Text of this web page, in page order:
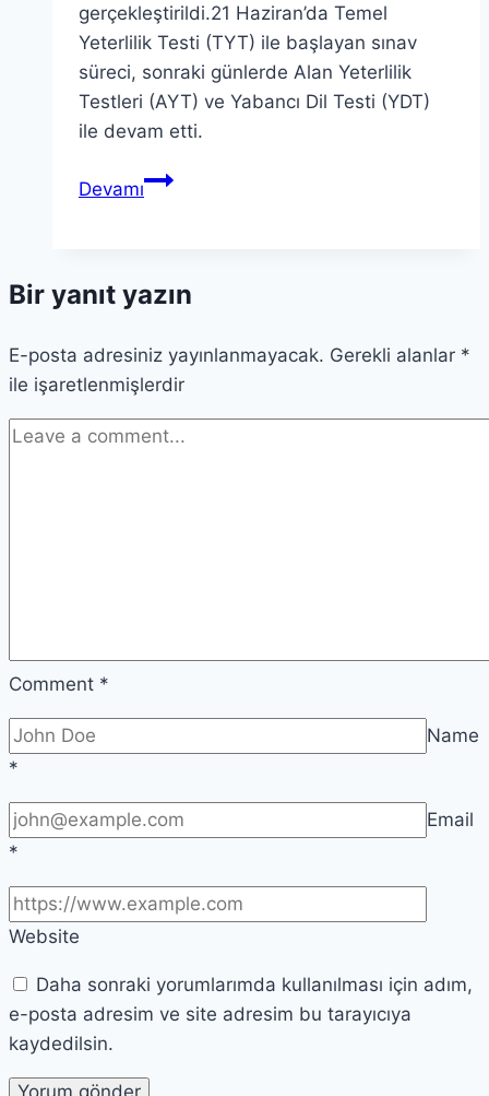
gerçekleştirildi.21 Haziran’da Temel
Yeterlilik Testi (TYT) ile başlayan sınav
süreci, sonraki günlerde Alan Yeterlilik
Testleri (AYT) ve Yabancı Dil Testi (YDT)
ile devam etti.
Devamı2025
Değerlendirmesi
Bir yanıt yazın
E-posta adresiniz yayınlanmayacak. Gerekli alanlar *
ile işaretlenmişlerdir
Comment *
Name
*
Email
*
Website
Daha sonraki yorumlarımda kullanılması için adım,
e-posta adresim ve site adresim bu tarayıcıya
kaydedilsin.